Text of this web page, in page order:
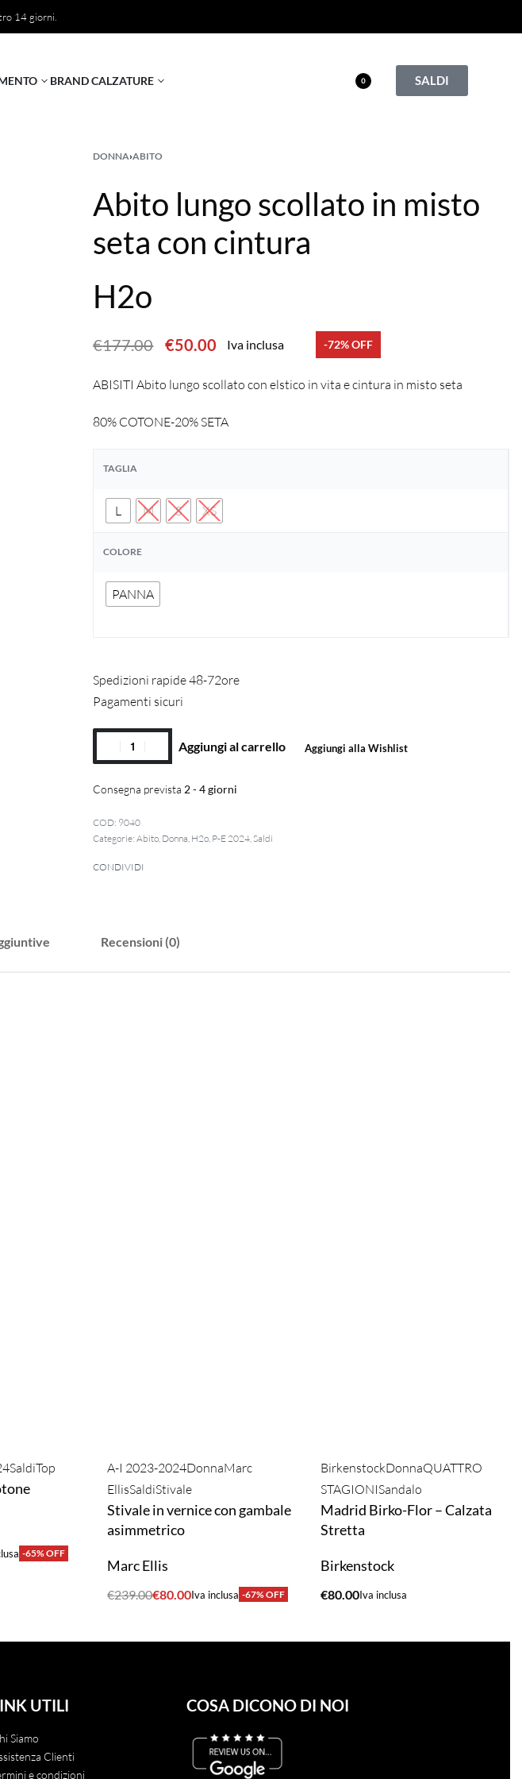
14 giorni.
BRAND CALZATURE 0 SALDI
DONNA›ABITO
Abito lungo scollato in misto
seta con cintura
H2o
€177.00 €50.00 Iva inclusa -72% OFF
ABISITI Abito lungo scollato con elstico in vita e cintura in misto seta
80% COTONE-20% SETA
TAGLIA
L M S XS
COLORE
PANNA
Spedizioni rapide 48-72ore
Pagamenti sicuri
Aggiungi al carrello Aggiungi alla Wishlist
Consegna prevista 2 - 4 giorni
9040
Categorie:Abito, Donna, H2o, P-E 2024,Saldi
CONDIVIDI
Recensioni (0)
SaldiTop
-65% OFF
A-I 2023-2024DonnaMarc
EllisSaldiStivale
Stivale in vernice con gambale
asimmetrico
Marc Ellis
€239.00€80.00Iva inclusa -67% OFF
BirkenstockDonnaQUATTRO
STAGIONISandalo
Madrid Birko-Flor – Calzata
Stretta
Birkenstock
€80.00Iva inclusa
UTILI
Siamo
Clienti
e condizioni
COSA DICONO DI NOI